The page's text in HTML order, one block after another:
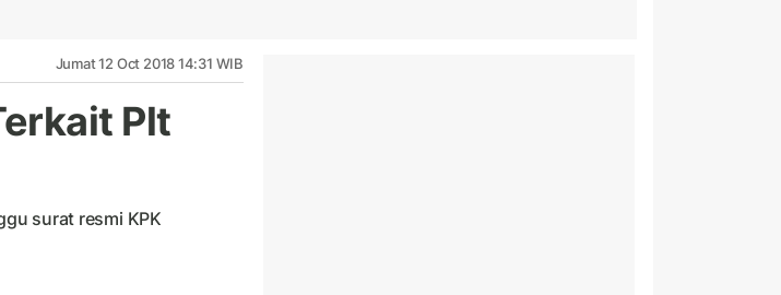
Jumat 12 Oct 2018 14:31 WIB
Plt
surat resmi KPK